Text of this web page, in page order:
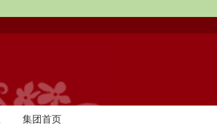
集团首页